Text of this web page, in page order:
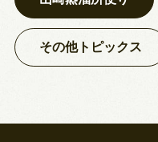
その他トピックス